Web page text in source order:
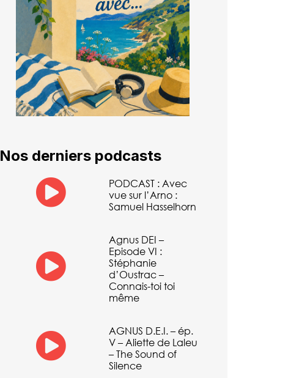
Nos derniers podcasts
PODCAST : Avec
vue sur l’Arno :
Samuel Hasselhorn
Agnus DEI –
Episode VI :
Stéphanie
d’Oustrac –
Connais-toi toi
même
AGNUS D.E.I. – ép.
V – Aliette de Laleu
– The Sound of
Silence